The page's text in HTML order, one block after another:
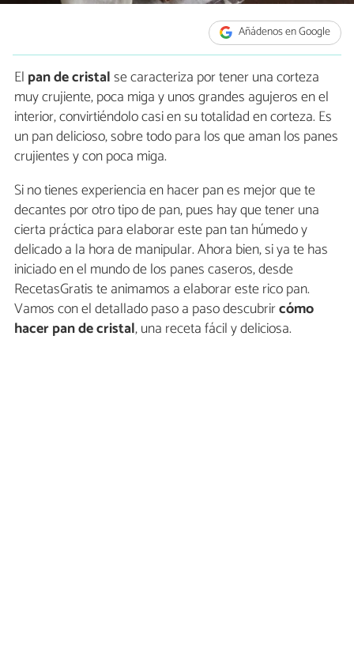
Añádenos en Google
El pan de cristalse caracteriza por tener una corteza
muy crujiente, poca miga y unos grandes agujeros en el
interior, convirtiéndolo casi en su totalidad en corteza. Es
un pan delicioso, sobre todo para los que aman los panes
crujientes y con poca miga.
Si no tienes experiencia en hacer pan es mejor que te
decantes por otro tipo de pan, pues hay que tener una
cierta práctica para elaborar este pan tan húmedo y
delicado a la hora de manipular. Ahora bien, si ya te has
iniciado en el mundo de los panes caseros, desde
RecetasGratis te animamos a elaborar este rico pan.
Vamos con el detallado paso a paso descubrircómo
hacer pan de cristal, una receta fácil y deliciosa.